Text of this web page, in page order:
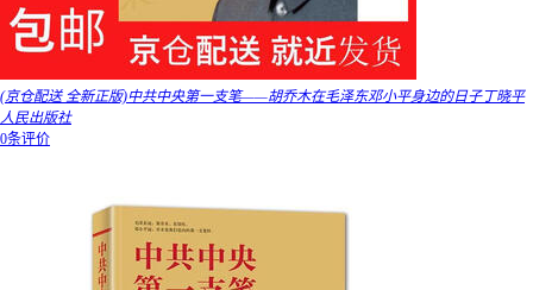
(京仓配送 全新正版)中共中央第一支笔——胡乔木在毛泽东邓小平身边的日子丁晓平
人民出版社
0条评价